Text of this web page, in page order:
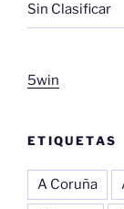
Sin Clasificar
5win
ETIQUETAS
A Coruña